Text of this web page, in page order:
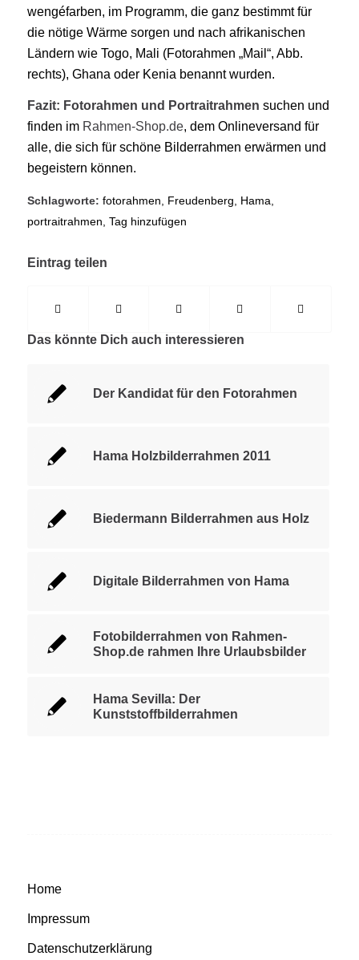
wengéfarben, im Programm, die ganz bestimmt für
die nötige Wärme sorgen und nach afrikanischen
Ländern wie Togo, Mali (Fotorahmen „Mail“, Abb.
rechts), Ghana oder Kenia benannt wurden.
Fazit: Fotorahmen und Portraitrahmen suchen und
finden im Rahmen-Shop.de, dem Onlineversand für
alle, die sich für schöne Bilderrahmen erwärmen und
begeistern können.
Schlagworte: fotorahmen Freudenberg Hama
portraitrahmen Tag hinzufügen
Eintrag teilen
Das könnte Dich auch interessieren
Der Kandidat für den Fotorahmen
Hama Holzbilderrahmen 2011
Biedermann Bilderrahmen aus Holz
Digitale Bilderrahmen von Hama
Fotobilderrahmen von Rahmen-
Shop.de rahmen Ihre Urlaubsbilder
Hama Sevilla: Der
Kunststoffbilderrahmen
Home
Impressum
Datenschutzerklärung